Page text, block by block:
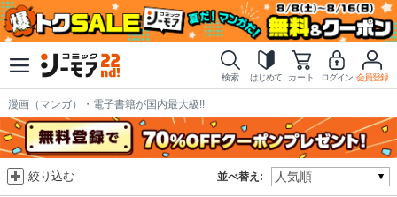
検索 はじめて カート ログイン 会員登録
漫画（マンガ）・電子書籍が国内最大級!!
並べ替え:
絞り込む